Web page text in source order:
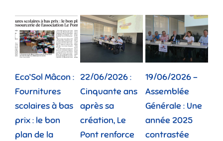
Eco’Sol Mâcon :
Fournitures
scolaires à bas
prix : le bon
plan de la
22/06/2026 :
Cinquante ans
après sa
création, Le
Pont renforce
19/06/2026 –
Assemblée
Générale : Une
année 2025
contrastée